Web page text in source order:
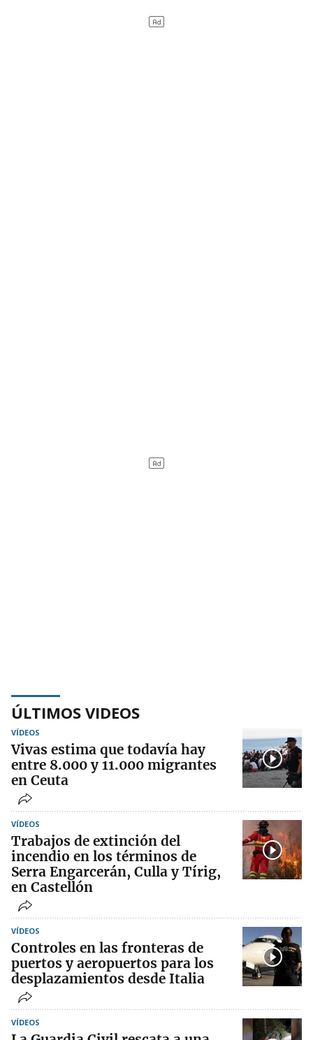
ÚLTIMOS VIDEOS
VÍDEOS
Vivas estima que todavía hay
entre 8.000 y 11.000 migrantes
en Ceuta
VÍDEOS
Trabajos de extinción del
incendio en los términos de
Serra Engarcerán, Culla y Tírig,
en Castellón
VÍDEOS
Controles en las fronteras de
puertos y aeropuertos para los
desplazamientos desde Italia
VÍDEOS